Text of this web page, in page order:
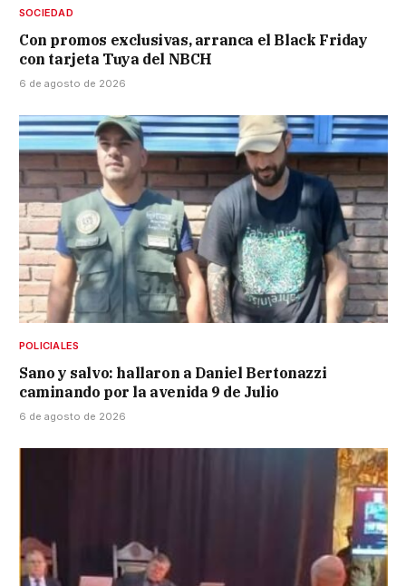
SOCIEDAD
Con promos exclusivas, arranca el Black Friday
con tarjeta Tuya del NBCH
6 de agosto de 2026
POLICIALES
Sano y salvo: hallaron a Daniel Bertonazzi
caminando por la avenida 9 de Julio
6 de agosto de 2026